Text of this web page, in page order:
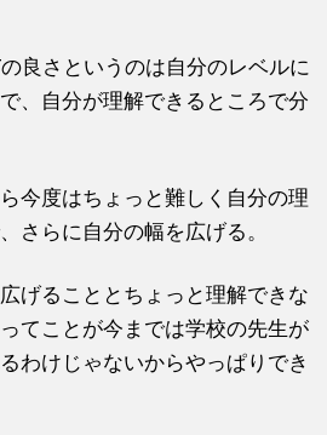
良さというのは自分のレベルに
、自分が理解できるところで分
今度はちょっと難しく自分の理
さらに自分の幅を広げる。
げることとちょっと理解できな
てことが今までは学校の先生が
わけじゃないからやっぱりでき